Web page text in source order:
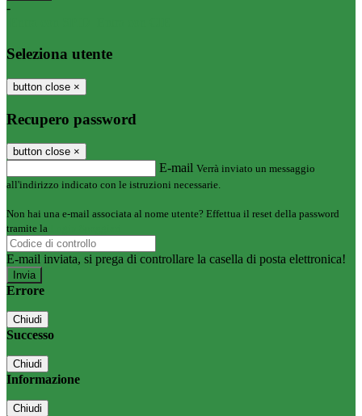
-
Seleziona utente
button close ×
Recupero password
button close ×
E-mail Verrà inviato un messaggio
all'indirizzo indicato con le istruzioni necessarie.
Non hai una e-mail associata al nome utente? Effettua il reset della password
tramite la
E-mail inviata, si prega di controllare la casella di posta elettronica!
Errore
Chiudi
Successo
Chiudi
Informazione
Chiudi